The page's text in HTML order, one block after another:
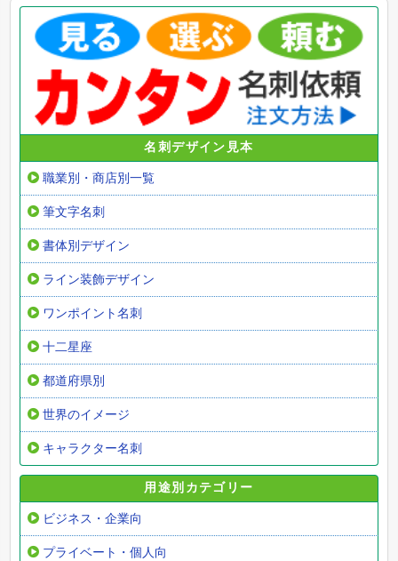
名刺デザイン見本
職業別・商店別一覧
筆文字名刺
書体別デザイン
ライン装飾デザイン
ワンポイント名刺
十二星座
都道府県別
世界のイメージ
キャラクター名刺
用途別カテゴリー
ビジネス・企業向
プライベート・個人向